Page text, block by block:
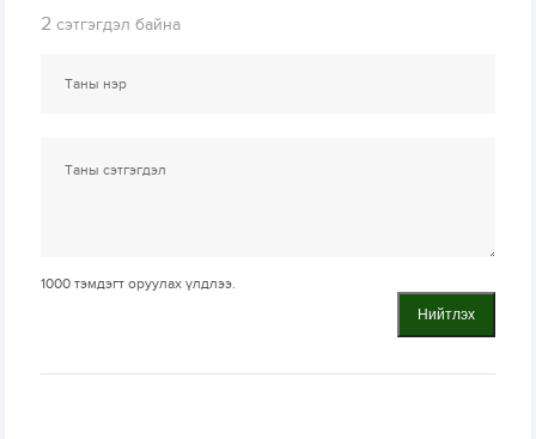
2 сэтгэгдэл байна
1000 тэмдэгт оруулах үлдлээ.
Нийтлэх